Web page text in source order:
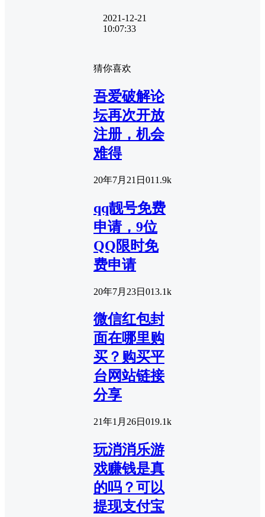
2021-12-21
10:07:33
猜你喜欢
吾爱破解论
坛再次开放
注册，机会
难得
20年7月21日 011.9k
qq靓号免费
申请，9位
QQ限时免
费申请
20年7月23日 013.1k
微信红包封
面在哪里购
买？购买平
台网站链接
分享
21年1月26日 019.1k
玩消消乐游
戏赚钱是真
的吗？可以
提现支付宝